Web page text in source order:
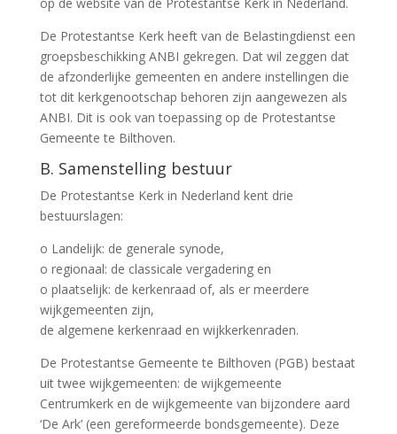
De Protestantse Kerk heeft van de Belastingdienst een
groepsbeschikking ANBI gekregen. Dat wil zeggen dat
de afzonderlijke gemeenten en andere instellingen die
tot dit kerkgenootschap behoren zijn aangewezen als
ANBI. Dit is ook van toepassing op de Protestantse
Gemeente te Bilthoven.
B. Samenstelling bestuur
De Protestantse Kerk in Nederland kent drie
bestuurslagen:
o Landelijk: de generale synode,
o regionaal: de classicale vergadering en
o plaatselijk: de kerkenraad of, als er meerdere
wijkgemeenten zijn,
de algemene kerkenraad en wijkkerkenraden.
De Protestantse Gemeente te Bilthoven (PGB) bestaat
uit twee wijkgemeenten: de wijkgemeente
Centrumkerk en de wijkgemeente van bijzondere aard
‘De Ark’ (een gereformeerde bondsgemeente). Deze